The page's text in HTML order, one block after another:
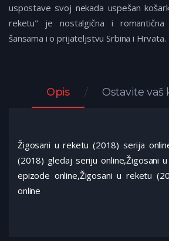
uspostave svoj nekada uspešan
reketu" je nostalgična i
šansama i o prijateljstvu Srbina i Hrvata.
Opis Ostavite vaš
Žigosani u reketu (2018) serija
(2018) gledaj seriju online,Žigosani
epizode online,Žigosani u reketu
online